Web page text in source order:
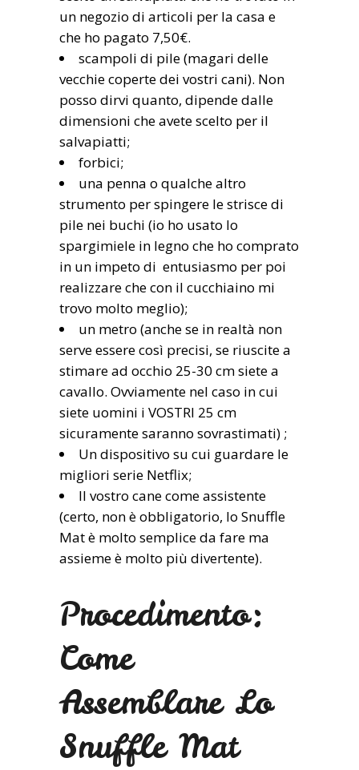
un negozio di articoli per la casa e
che ho pagato 7,50€.
scampoli di pile (magari delle
vecchie coperte dei vostri cani). Non
posso dirvi quanto, dipende dalle
dimensioni che avete scelto per il
salvapiatti;
forbici;
una penna o qualche altro
strumento per spingere le strisce di
pile nei buchi (io ho usato lo
spargimiele in legno che ho comprato
in un impeto di entusiasmo per poi
realizzare che con il cucchiaino mi
trovo molto meglio);
un metro (anche se in realtà non
serve essere così precisi, se riuscite a
stimare ad occhio 25-30 cm siete a
cavallo. Ovviamente nel caso in cui
siete uomini i VOSTRI 25 cm
sicuramente saranno sovrastimati) ;
Un dispositivo su cui guardare le
migliori serie Netflix;
Il vostro cane come assistente
(certo, non è obbligatorio, lo Snuffle
Mat è molto semplice da fare ma
assieme è molto più divertente).
Procedimento:
Come
Assemblare Lo
Snuffle Mat